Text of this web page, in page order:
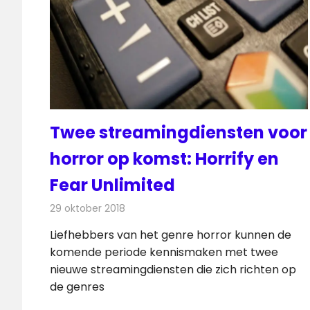
Twee streamingdiensten voor
horror op komst: Horrify en
Fear Unlimited
29 oktober 2018
Liefhebbers van het genre horror kunnen de
komende periode kennismaken met twee
nieuwe streamingdiensten die zich richten op
de genres